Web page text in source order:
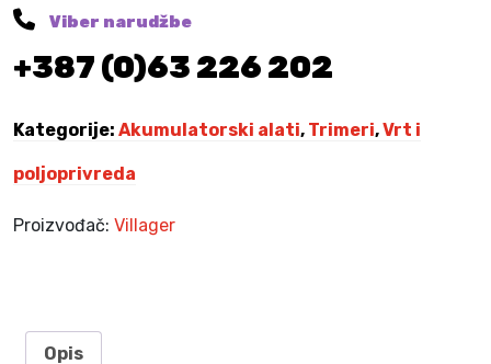
i
r
e
r
C
Viber narudžbe
+387 (0)63 226 202
Kategorije: Akumulatorski alati, Trimeri,Vrt i
poljoprivreda
Proizvođač: Villager
Opis